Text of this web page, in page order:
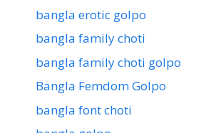
bangla erotic golpo
bangla family choti
bangla family choti golpo
Bangla Femdom Golpo
bangla font choti